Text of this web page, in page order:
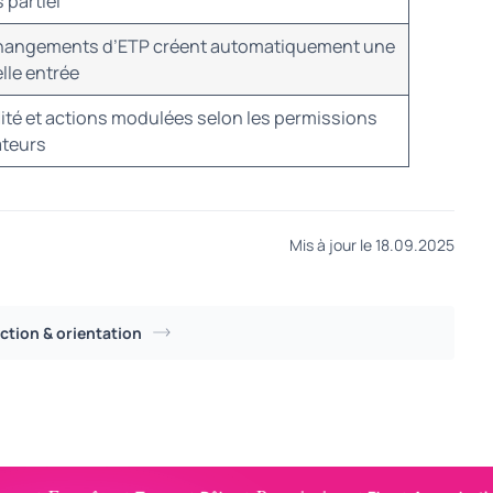
d’ETP créent automatiquement une
entrée
et actions modulées selon les permissions
Mis à jour le 18.09.2025
& orientation